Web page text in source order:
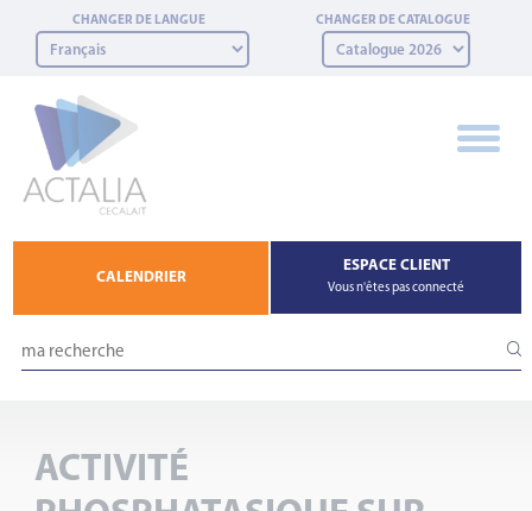
Panneau de gestion des cookies
CHANGER DE LANGUE CHANGER DE CATALOGUE
CALENDRIER
ESPACE CLIENT
Vous n'êtes pas connecté
ACTIVITÉ